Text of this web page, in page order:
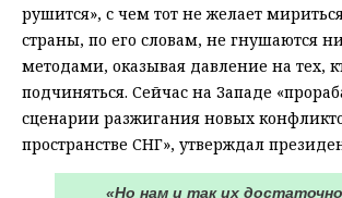
рушится», с чем тот не желает
страны, по его словам, не гнушаются
методами, оказывая давление на тех,
подчиняться. Сейчас на Западе
сценарии разжигания новых
пространстве СНГ», утверждал
«Но нам и так их